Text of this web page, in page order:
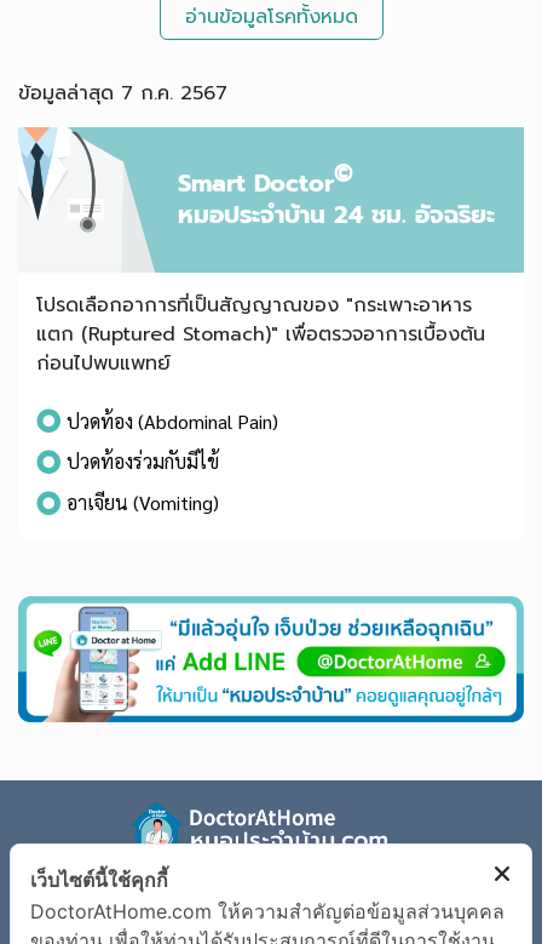
อ่านข้อมูลโรคทั้งหมด
ข้อมูลล่าสุด 7 ก.ค. 2567
Smart Doctor©
หมอประจำบ้าน 24 ชม. อัจฉริยะ
โปรดเลือกอาการที่เป็นสัญญาณของ "กระเพาะอาหาร
แตก (Ruptured Stomach)" เพื่อตรวจอาการเบื้องต้น
ก่อนไปพบแพทย์
ปวดท้อง (Abdominal Pain)
ปวดท้องร่วมกับมีไข้
อาเจียน (Vomiting)
รู้จัก Doctor at Home
ตรวจอาการเจ็บป่วย
เว็บไซต์นี้ใช้คุกกี้
DoctorAtHome.com ให้ความสำคัญต่อข้อมูลส่วนบุคคล